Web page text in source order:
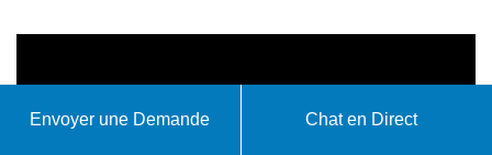
Envoyer une Demande Chat en Direct